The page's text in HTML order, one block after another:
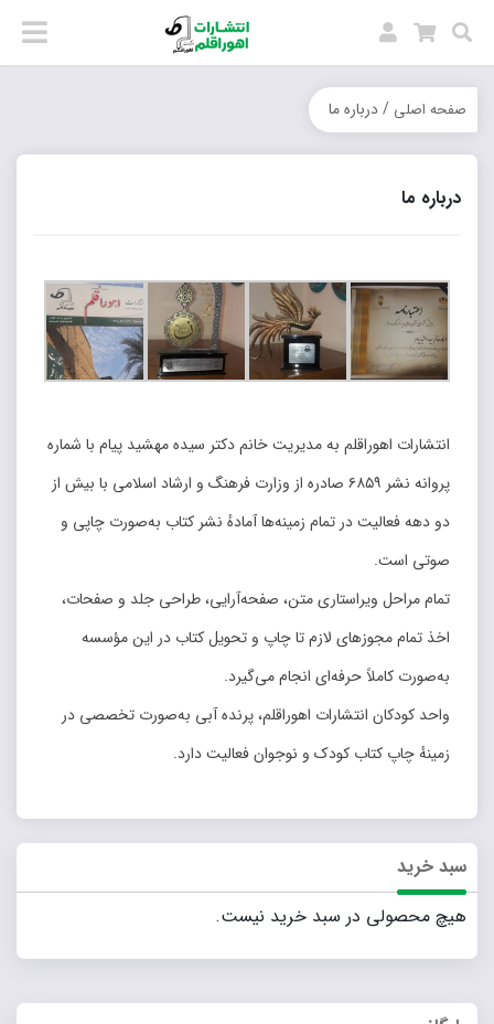
صفحه اصلی / درباره ما
درباره ما
انتشارات‌ اهوراقلم به مدیریت خانم دکتر سیده مهشید پیام با شماره
پروانه نشر ۶۸۵۹ صادره از وزارت فرهنگ و ارشاد اسلامی با بیش از
دو دهه فعالیت در تمام‌ زمینه‌ها آمادهٔ نشر کتاب به‌صورت چاپی و
صوتی‌ است.
تمام مراحل‌ ویراستاری متن، صفحه‌آرایی، طراحی جلد و صفحات،
اخذ تمام مجوزهای لازم تا چاپ و تحویل کتاب در این مؤسسه
به‌صورت کاملاً حرفه‌ای انجام می‌گیرد.
واحد کودکان انتشارات اهوراقلم، پرنده آبی به‌صورت تخصصی در
زمینهٔ چاپ کتاب کودک و نوجوان فعالیت دارد.
سبد خرید
هیچ محصولی در سبد خرید نیست.